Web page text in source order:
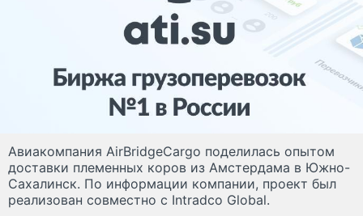
Авиакомпания AirBridgeCargo поделилась опытом
доставки племенных коров из Амстердама в Южно-
Сахалинск. По информации компании, проект был
реализован совместно с Intradco Global.